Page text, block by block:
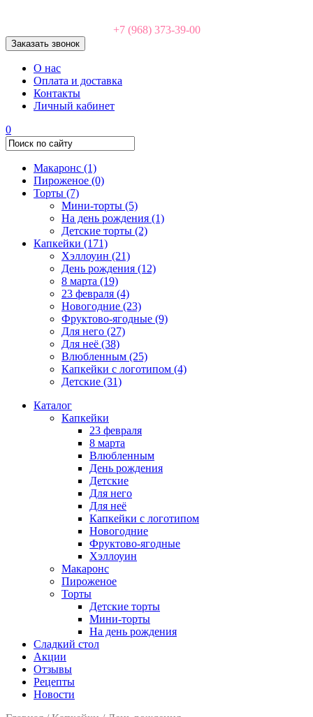
+7 (968) 373-39-00
Заказать звонок
О нас
Оплата и доставка
Контакты
Личный кабинет
0
Макаронс (1)
Пироженое (0)
Торты (7)
Мини-торты (5)
На день рождения (1)
Детские торты (2)
Капкейки (171)
Хэллоуин (21)
День рождения (12)
8 марта (19)
23 февраля (4)
Новогодние (23)
Фруктово-ягодные (9)
Для него (27)
Для неё (38)
Влюбленным (25)
Капкейки с логотипом (4)
Детские (31)
Каталог
Капкейки
23 февраля
8 марта
Влюбленным
День рождения
Детские
Для него
Для неё
Капкейки с логотипом
Новогодние
Фруктово-ягодные
Хэллоуин
Макаронс
Пироженое
Торты
Детские торты
Мини-торты
На день рождения
Сладкий стол
Акции
Отзывы
Рецепты
Новости